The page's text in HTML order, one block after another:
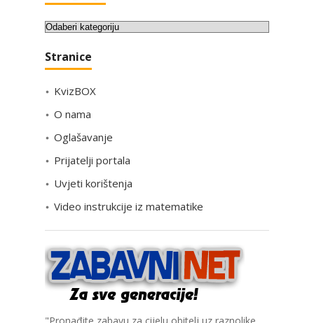
K
t
g
i
j
Stranice
KvizBOX
O nama
Oglašavanje
Prijatelji portala
Uvjeti korištenja
Video instrukcije iz matematike
"Pronađite zabavu za cijelu obitelj uz raznolike